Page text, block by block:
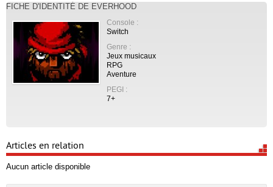
FICHE D'IDENTITÉ DE EVERHOOD
Console :
Switch
Genre :
Jeux musicaux
RPG
Aventure
PEGI :
7+
Articles en relation
Aucun article disponible